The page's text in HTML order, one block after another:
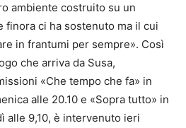
ambiente costruito su un
finora ci ha sostenuto ma il cui
in frantumi per sempre». Così
che arriva da Susa,
«Che tempo che fa» in
alle 20.10 e «Sopra tutto» in
alle 9,10, è intervenuto ieri